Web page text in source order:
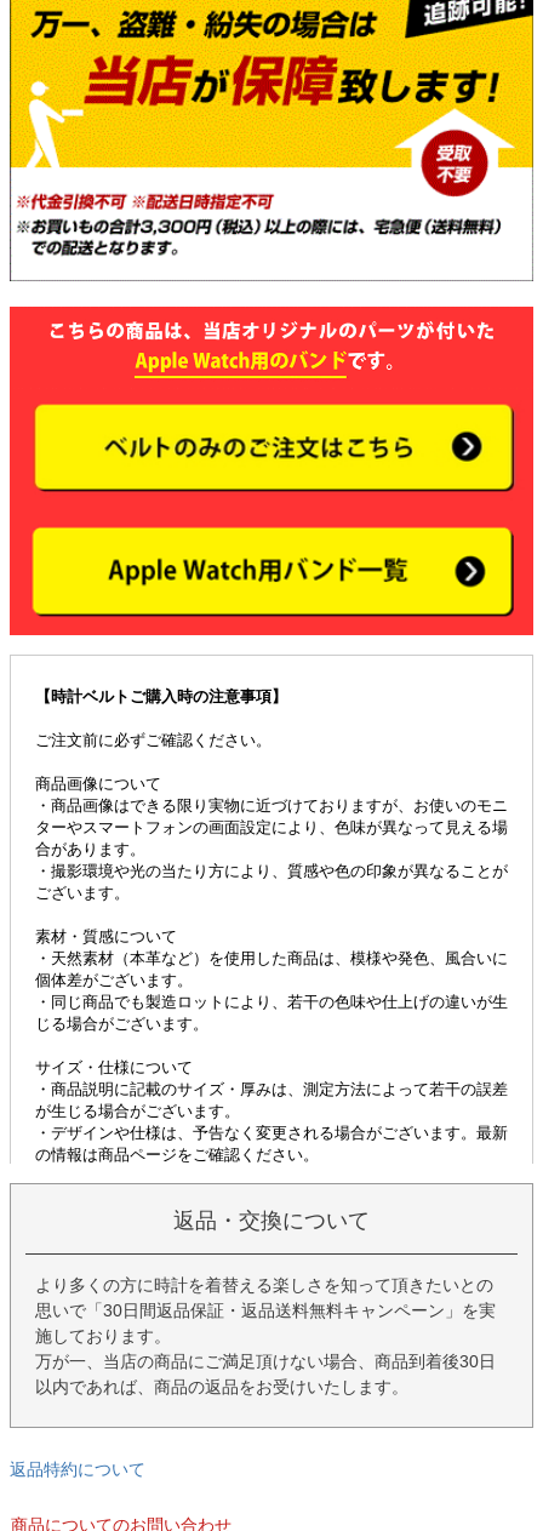
返品・交換について
より多くの方に時計を着替える楽しさを知って頂きたいとの
思いで「30日間返品保証・返品送料無料キャンペーン」を実
施しております。
万が一、当店の商品にご満足頂けない場合、商品到着後30日
以内であれば、商品の返品をお受けいたします。
返品特約について
商品についてのお問い合わせ